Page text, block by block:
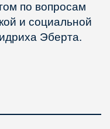
по вопросам
и социальной
Эберта.